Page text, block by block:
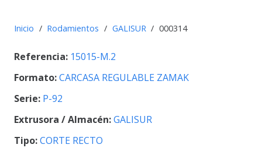
Inicio / Rodamientos / GALISUR / 000314
Referencia: 15015-M.2
Formato:CARCASA REGULABLE ZAMAK
Serie: P-92
Extrusora / Almacén:GALISUR
Tipo:CORTE RECTO